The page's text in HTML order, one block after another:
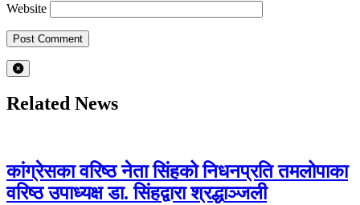
Website
Related News
कांग्रेसका वरिष्ठ नेता सिंहको निधनप्रति तमलोपाका
वरिष्ठ उपाध्यक्ष डा. सिंहद्वारा श्रद्धाञ्जली